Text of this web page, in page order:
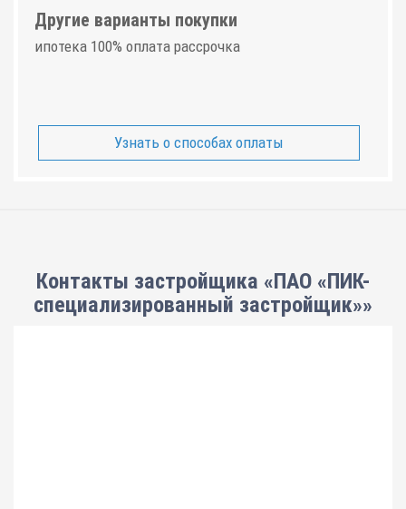
Другие варианты покупки
ипотека 100% оплата рассрочка
Узнать о способах оплаты
Контакты застройщика «ПАО «ПИК-
специализированный застройщик»»